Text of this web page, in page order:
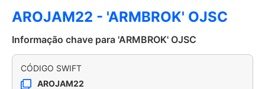
AROJAM22 - 'ARMBROK' OJSC
Informação chave para 'ARMBROK' OJSC
CÓDIGO SWIFT
AROJAM22